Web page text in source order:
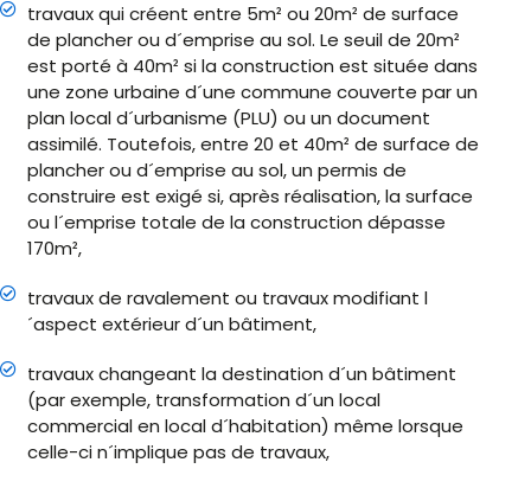
travaux qui créent entre 5m² ou 20m² de surface
de plancher ou d´emprise au sol. Le seuil de 20m²
est porté à 40m² si la construction est située dans
une zone urbaine d´une commune couverte par un
plan local d´urbanisme (PLU) ou un document
assimilé. Toutefois, entre 20 et 40m² de surface de
plancher ou d´emprise au sol, un permis de
construire est exigé si, après réalisation, la surface
ou l´emprise totale de la construction dépasse
170m²,
travaux de ravalement ou travaux modifiant l
´aspect extérieur d´un bâtiment,
travaux changeant la destination d´un bâtiment
(par exemple, transformation d´un local
commercial en local d´habitation) même lorsque
celle-ci n´implique pas de travaux,